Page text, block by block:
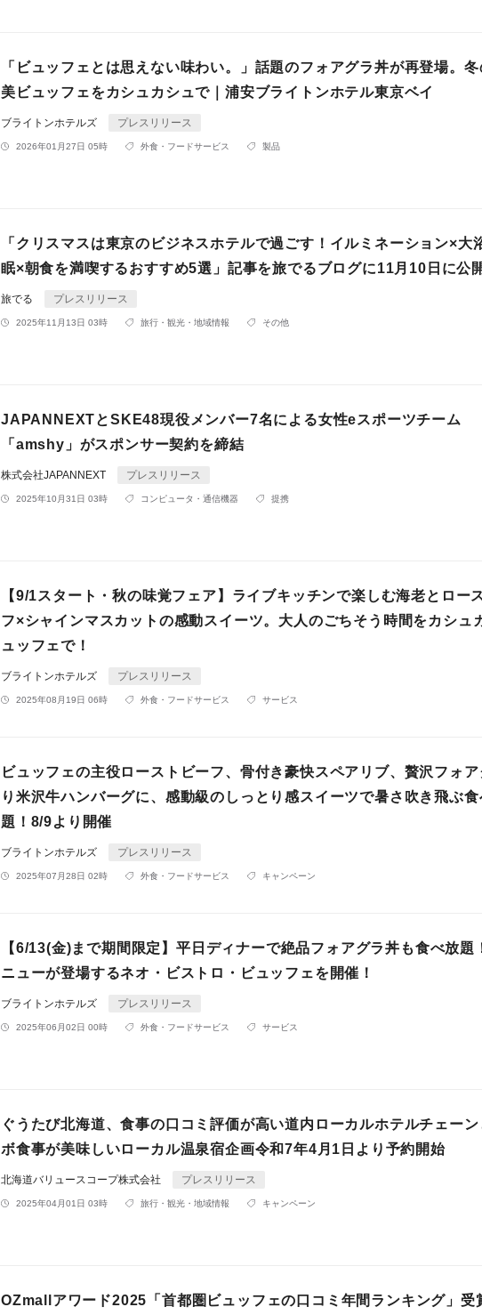
「ビュッフェとは思えない味わい。」話題のフォアグラ丼が再登場。
美ビュッフェをカシュカシュで｜浦安ブライトンホテル東京ベイ
ブライトンホテルズ プレスリリース
2026年01月27日 05時 外食・フードサービス 製品
「クリスマスは東京のビジネスホテルで過ごす！イルミネーション×大
眠×朝食を満喫するおすすめ5選」記事を旅でるブログに11月10日に公
旅でる プレスリリース
2025年11月13日 03時 旅行・観光・地域情報 その他
JAPANNEXTとSKE48現役メンバー7名による女性eスポーツチーム
「amshy」がスポンサー契約を締結
株式会社JAPANNEXT プレスリリース
2025年10月31日 03時 コンピュータ・通信機器 提携
【9/1スタート・秋の味覚フェア】ライブキッチンで楽しむ海老とロー
フ×シャインマスカットの感動スイーツ。大人のごちそう時間をカシュ
ュッフェで！
ブライトンホテルズ プレスリリース
2025年08月19日 06時 外食・フードサービス サービス
ビュッフェの主役ローストビーフ、骨付き豪快スペアリブ、贅沢フォア
り米沢牛ハンバーグに、感動級のしっとり感スイーツで暑さ吹き飛ぶ食
題！8/9より開催
ブライトンホテルズ プレスリリース
2025年07月28日 02時 外食・フードサービス キャンペーン
【6/13(金)まで期間限定】平日ディナーで絶品フォアグラ丼も食べ放題
ニューが登場するネオ・ビストロ・ビュッフェを開催！
ブライトンホテルズ プレスリリース
2025年06月02日 00時 外食・フードサービス サービス
ぐうたび北海道、食事の口コミ評価が高い道内ローカルホテルチェーン
ボ食事が美味しいローカル温泉宿企画令和7年4月1日より予約開始
北海道バリュースコープ株式会社 プレスリリース
2025年04月01日 03時 旅行・観光・地域情報 キャンペーン
OZmallアワード2025「首都圏ビュッフェの口コミ年間ランキング」受